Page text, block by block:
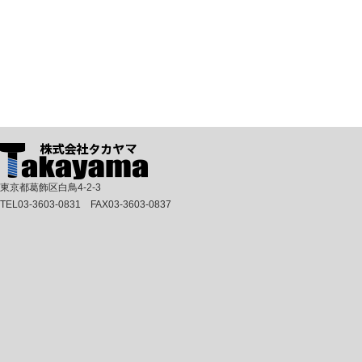
東京都葛飾区白鳥4-2-3
TEL03-3603-0831 FAX03-3603-0837